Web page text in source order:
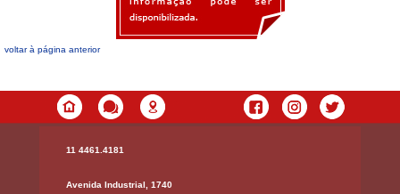
voltar à página anterior
11 4461.4181
Avenida Industrial, 1740